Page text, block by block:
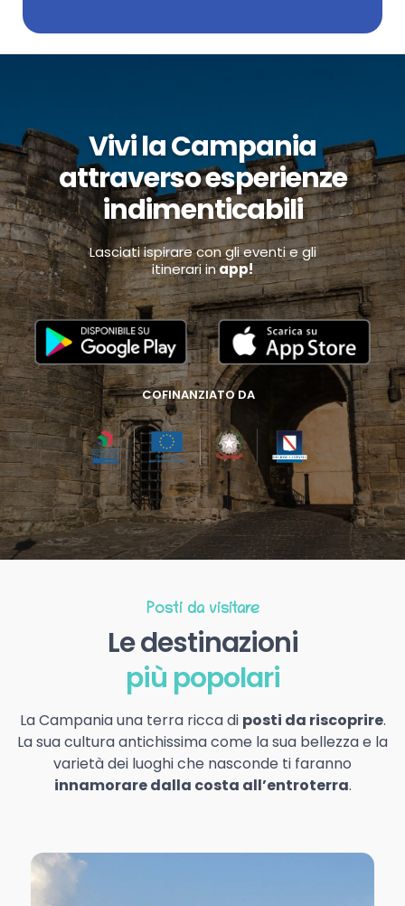
Vivi la Campania
attraverso esperienze
indimenticabili
Lasciati ispirare con gli eventi e gli
itinerari inapp!
COFINANZIATO DA
Posti da visitare
Le destinazioni
più popolari
La Campania una terra ricca di posti da riscoprire.
La sua cultura antichissima come la sua bellezza e la
varietà dei luoghi che nasconde ti faranno
innamorare dalla costa all’entroterra.